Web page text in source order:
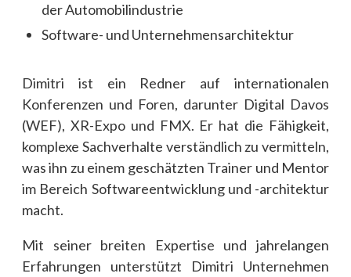
der Automobilindustrie
Software- und Unternehmensarchitektur
Dimitri ist ein Redner auf internationalen
Konferenzen und Foren, darunter Digital Davos
(WEF), XR-Expo und FMX. Er hat die Fähigkeit,
komplexe Sachverhalte verständlich zu vermitteln,
was ihn zu einem geschätzten Trainer und Mentor
im Bereich Softwareentwicklung und -architektur
macht.
Mit seiner breiten Expertise und jahrelangen
Erfahrungen unterstützt Dimitri Unternehmen